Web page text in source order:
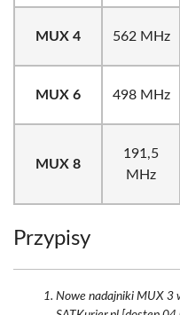
MUX 4 562 MHz
MUX 6 498 MHz
MUX 8
191,5
MHz
Przypisy
Nowe nadajniki MUX 3